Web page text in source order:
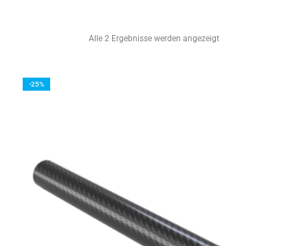
Alle 2 Ergebnisse werden angezeigt
-25%